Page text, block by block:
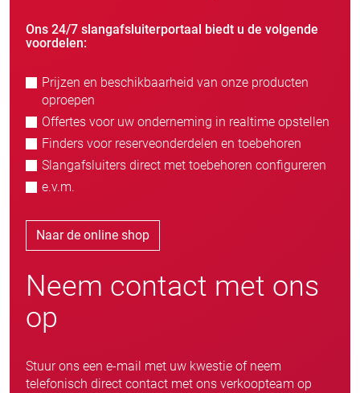
Ons 24/7 slangafsluiterportaal biedt u de volgende
voordelen:
Prijzen en beschikbaarheid van onze producten
oproepen
Offertes voor uw onderneming in realtime opstellen
Finders voor reserveonderdelen en toebehoren
Slangafsluiters direct met toebehoren configureren
e.v.m.
Naar de online shop
Neem contact met ons
op
Stuur ons een e-mail met uw kwestie of neem
telefonisch direct contact met ons verkoopteam op